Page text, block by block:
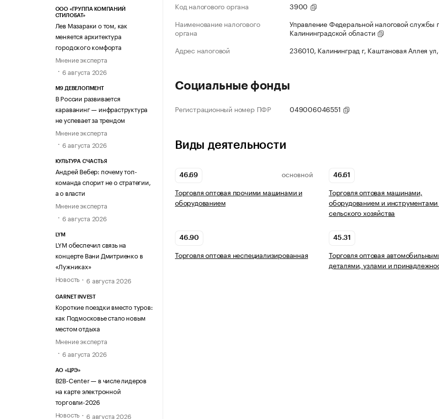
ООО «ГРУППА КОМПАНИЙ
СТИЛОБАТ»
Лев Мазараки о том, как
меняется архитектура
городского комфорта
Мнение эксперта
6 августа 2026
М9 ДЕВЕЛОПМЕНТ
В России развивается
караванинг — инфраструктура
не успевает за трендом
Мнение эксперта
6 августа 2026
КУЛЬТУРА СЧАСТЬЯ
Андрей Вебер: почему топ-
команда спорит не о стратегии,
а о власти
Мнение эксперта
6 августа 2026
LYM
LYM обеспечил связь на
концерте Вани Дмитриенко в
«Лужниках»
Новость
6 августа 2026
GARNET INVEST
Короткие поездки вместо туров:
как Подмосковье стало новым
местом отдыха
Мнение эксперта
6 августа 2026
АО «ЦРЭ»
B2B-Center — в числе лидеров
на карте электронной
торговли-2026
Новость
6 августа 2026
Код налогового органа
3900
Наименование налогового
органа
Управление Федеральной налоговой службы
Калининградской области
Адрес налоговой
236010, Калининград г, Каштановая Аллея
Социальные фонды
Регистрационный номер ПФР 049006046551
Виды деятельности
46.69 ОСНОВНОЙ
Торговля оптовая прочими машинами и
оборудованием
46.61
Торговля оптовая машинами,
оборудованием и инструментами
сельского хозяйства
46.90
Торговля оптовая неспециализированная
45.31
Торговля оптовая
деталями, узлами и